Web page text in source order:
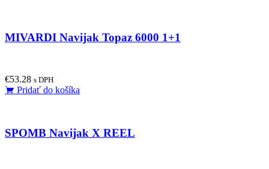
MIVARDI Navijak Topaz 6000 1+1
€53.28 s DPH
Pridať do košíka
SPOMB Navijak X REEL